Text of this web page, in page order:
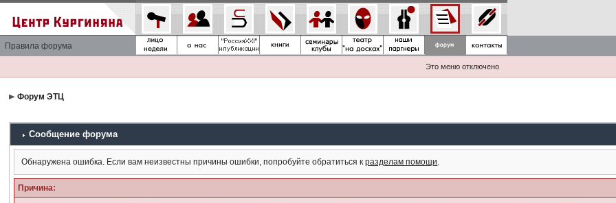
Правила форума
Это меню отключено
Форум ЭТЦ
Сообщение форума
Обнаружена ошибка. Если вам неизвестны причины ошибки, попробуйте обратиться кразделам помощи.
Причина: